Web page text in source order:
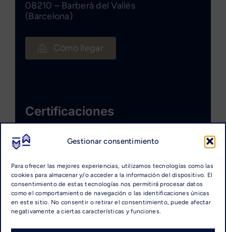
Gestionar consentimiento
Para ofrecer las mejores experiencias, utilizamos tecnologías como las
cookies para almacenar y/o acceder a la información del dispositivo. El
consentimiento de estas tecnologías nos permitirá procesar datos
como el comportamiento de navegación o las identificaciones únicas
en este sitio. No consentir o retirar el consentimiento, puede afectar
negativamente a ciertas características y funciones.
08210 – Barberà del Vallès
(Barcelona)
Cómo llegar
Certificaciones